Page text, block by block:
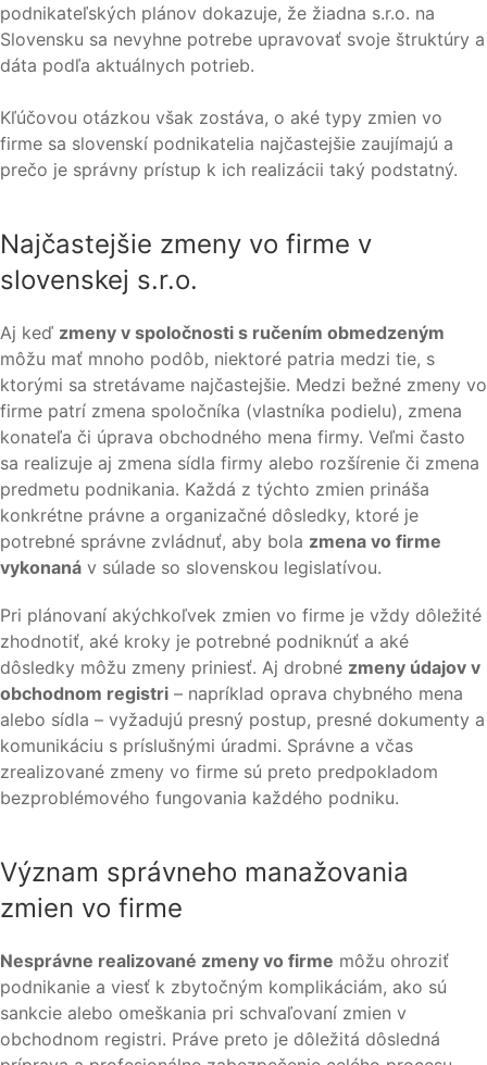
podnikateľských plánov dokazuje, že žiadna s.r.o. na
Slovensku sa nevyhne potrebe upravovať svoje štruktúry a
dáta podľa aktuálnych potrieb.
Kľúčovou otázkou však zostáva, o aké typy zmien vo
firme sa slovenskí podnikatelia najčastejšie zaujímajú a
prečo je správny prístup k ich realizácii taký podstatný.
Najčastejšie zmeny vo firme v
slovenskej s.r.o.
Aj keď zmeny v spoločnosti s ručením obmedzeným
môžu mať mnoho podôb, niektoré patria medzi tie, s
ktorými sa stretávame najčastejšie. Medzi bežné zmeny vo
firme patrí zmena spoločníka (vlastníka podielu), zmena
konateľa či úprava obchodného mena firmy. Veľmi často
sa realizuje aj zmena sídla firmy alebo rozšírenie či zmena
predmetu podnikania. Každá z týchto zmien prináša
konkrétne právne a organizačné dôsledky, ktoré je
potrebné správne zvládnuť, aby bola zmena vo firme
vykonaná v súlade so slovenskou legislatívou.
Pri plánovaní akýchkoľvek zmien vo firme je vždy dôležité
zhodnotiť, aké kroky je potrebné podniknúť a aké
dôsledky môžu zmeny priniesť. Aj drobné zmeny údajov v
obchodnom registri – napríklad oprava chybného mena
alebo sídla – vyžadujú presný postup, presné dokumenty a
komunikáciu s príslušnými úradmi. Správne a včas
zrealizované zmeny vo firme sú preto predpokladom
bezproblémového fungovania každého podniku.
Význam správneho manažovania
zmien vo firme
Nesprávne realizované zmeny vo firme môžu ohroziť
podnikanie a viesť k zbytočným komplikáciám, ako sú
sankcie alebo omeškania pri schvaľovaní zmien v
obchodnom registri. Práve preto je dôležitá dôsledná